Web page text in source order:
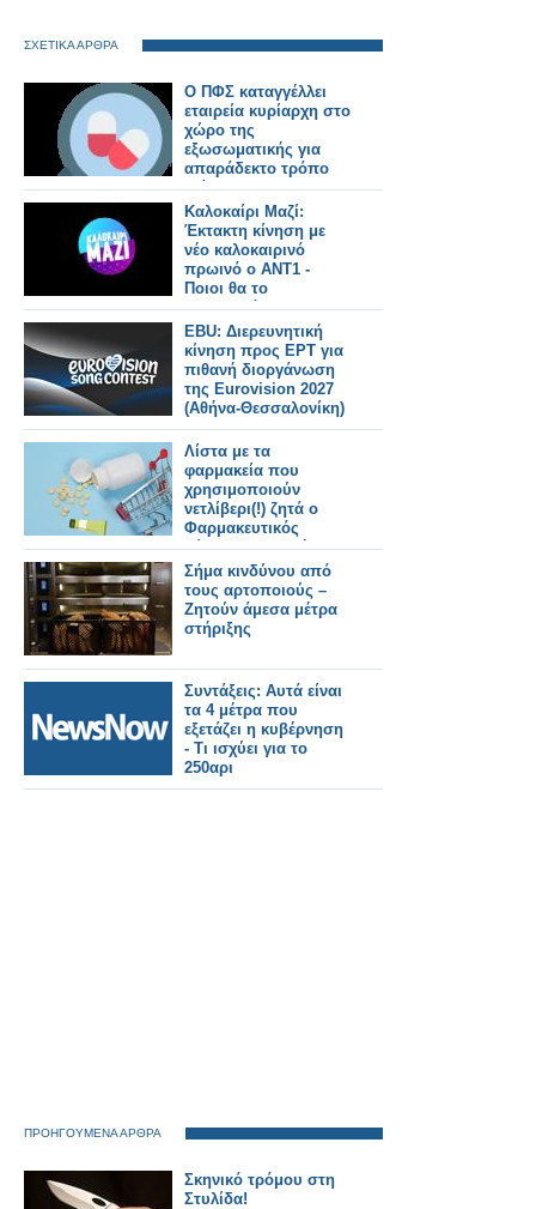
ΣΧΕΤΙΚΑ ΑΡΘΡΑ
Ο ΠΦΣ καταγγέλλει
εταιρεία κυρίαρχη στο
χώρο της
εξωσωματικής για
απαράδεκτο τρόπο
διάθεσης
σκευάσματός της
Καλοκαίρι Μαζί:
Έκτακτη κίνηση με
νέο καλοκαιρινό
πρωινό ο ΑΝΤ1 -
Ποιοι θα το
παρουσιάζουν και τι
ώρα θα παίζει;
EBU: Διερευνητική
κίνηση προς ΕΡΤ για
πιθανή διοργάνωση
της Eurovision 2027
(Αθήνα-Θεσσαλονίκη)
Λίστα με τα
φαρμακεία που
χρησιμοποιούν
νετλίβερι(!) ζητά ο
Φαρμακευτικός
Σύλλογος Αττικής – τι
καταγγέλλει
Σήμα κινδύνου από
τους αρτοποιούς –
Ζητούν άμεσα μέτρα
στήριξης
Συντάξεις: Αυτά είναι
τα 4 μέτρα που
εξετάζει η κυβέρνηση
- Τι ισχύει για το
250αρι
ΠΡΟΗΓΟΥΜΕΝΑ ΑΡΘΡΑ
Σκηνικό τρόμου στη
Στυλίδα!